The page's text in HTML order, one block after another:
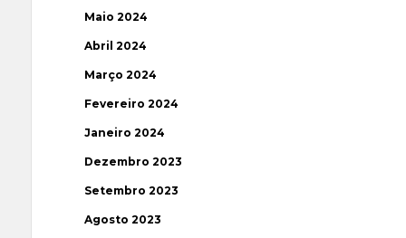
Maio 2024
Abril 2024
Março 2024
Fevereiro 2024
Janeiro 2024
Dezembro 2023
Setembro 2023
Agosto 2023